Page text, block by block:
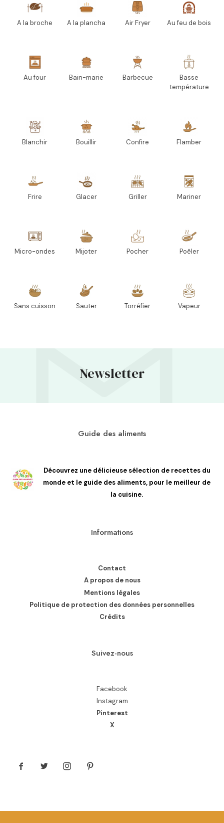
A la broche A la plancha Air Fryer Au feu de bois
Au four Bain-marie Barbecue
Basse
température
Blanchir Bouillir Confire Flamber
Frire Glacer Griller Mariner
Micro-ondes Mijoter Pocher Poêler
Sans cuisson Sauter Torréfier Vapeur
Newsletter
Guide des aliments
Découvrez une délicieuse sélection de recettes du
monde et le guide des aliments, pour le meilleur de
la cuisine.
Informations
Contact
A propos de nous
Mentions légales
Politique de protection des données personnelles
Crédits
Suivez-nous
Facebook
Instagram
Pinterest
X